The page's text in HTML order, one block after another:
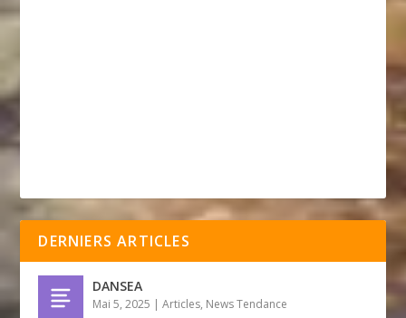
DERNIERS ARTICLES
DANSEA
Mai 5, 2025 |Articles, News Tendance